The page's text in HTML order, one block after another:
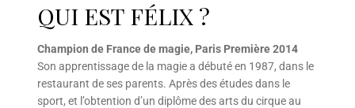
QUI EST FÉLIX ?
Champion de France de magie, Paris Première 2014
Son apprentissage de la magie a débuté en 1987, dans le
restaurant de ses parents. Après des études dans le
sport, et l’obtention d’un diplôme des arts du cirque au